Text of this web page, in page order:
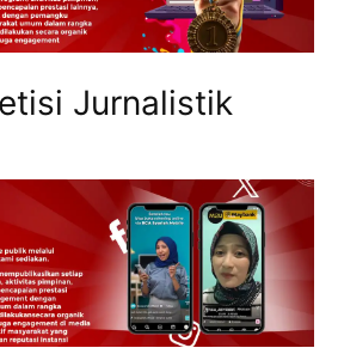
Jurnalistik